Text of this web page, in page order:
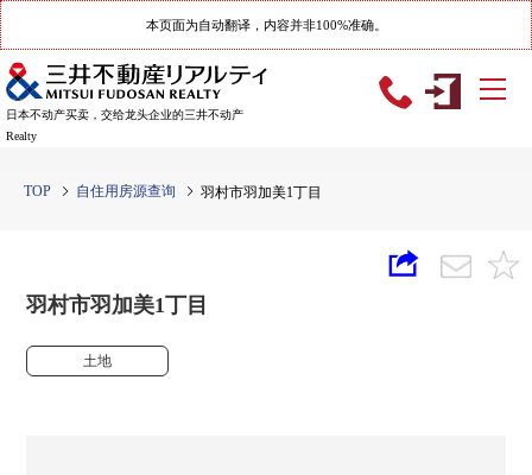
本页面为自动翻译，内容并非100%准确。
日本不动产买卖，交给龙头企业的三井不动产
Realty
TOP 自住用房源查询 羽村市羽加美1丁目
羽村市羽加美1丁目
土地